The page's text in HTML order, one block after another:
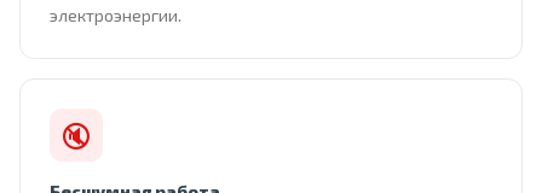
электроэнергии.
🔇